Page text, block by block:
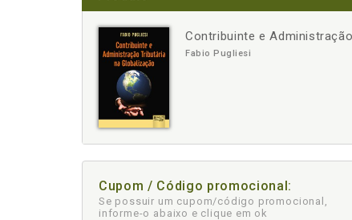
Contribuinte e
Fabio Pugliesi
- +
Cupom / Código promocional:
Se possuir um cupom/código promocional,
informe-o abaixo e clique em ok